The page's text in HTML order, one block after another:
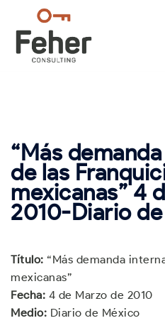
contenido
“Más
de las
mexicanas” 4
2010-Diario
Título: “Más demanda
mexicanas”
Fecha: 4 de Marzo de 2010
Medio: Diario de México